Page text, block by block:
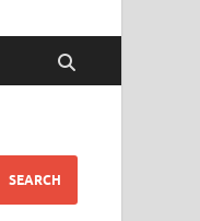
SEARCH